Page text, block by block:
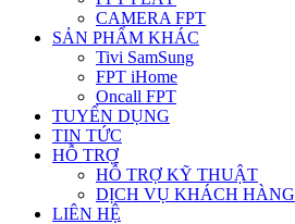
CAMERA FPT
SẢN PHẨM KHÁC
Tivi SamSung
FPT iHome
Oncall FPT
TUYỂN DỤNG
TIN TỨC
HỖ TRỢ
HỖ TRỢ KỸ THUẬT
DỊCH VỤ KHÁCH HÀNG
LIÊN HỆ